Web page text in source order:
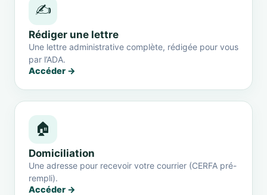
✍️
Rédiger une lettre
Une lettre administrative complète, rédigée pour vous
par l’ADA.
Accéder →
🏠
Domiciliation
Une adresse pour recevoir votre courrier (CERFA pré-
rempli).
Accéder →